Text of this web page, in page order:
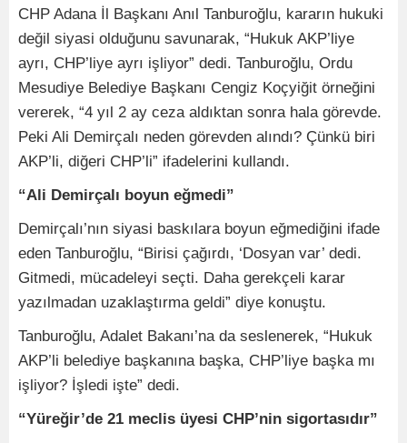
CHP Adana İl Başkanı Anıl Tanburoğlu, kararın hukuki
değil siyasi olduğunu savunarak, “Hukuk AKP’liye
ayrı, CHP’liye ayrı işliyor” dedi. Tanburoğlu, Ordu
Mesudiye Belediye Başkanı Cengiz Koçyiğit örneğini
vererek, “4 yıl 2 ay ceza aldıktan sonra hala görevde.
Peki Ali Demirçalı neden görevden alındı? Çünkü biri
AKP’li, diğeri CHP’li” ifadelerini kullandı.
“Ali Demirçalı boyun eğmedi”
Demirçalı’nın siyasi baskılara boyun eğmediğini ifade
eden Tanburoğlu, “Birisi çağırdı, ‘Dosyan var’ dedi.
Gitmedi, mücadeleyi seçti. Daha gerekçeli karar
yazılmadan uzaklaştırma geldi” diye konuştu.
Tanburoğlu, Adalet Bakanı’na da seslenerek, “Hukuk
AKP’li belediye başkanına başka, CHP’liye başka mı
işliyor? İşledi işte” dedi.
“Yüreğir’de 21 meclis üyesi CHP’nin sigortasıdır”